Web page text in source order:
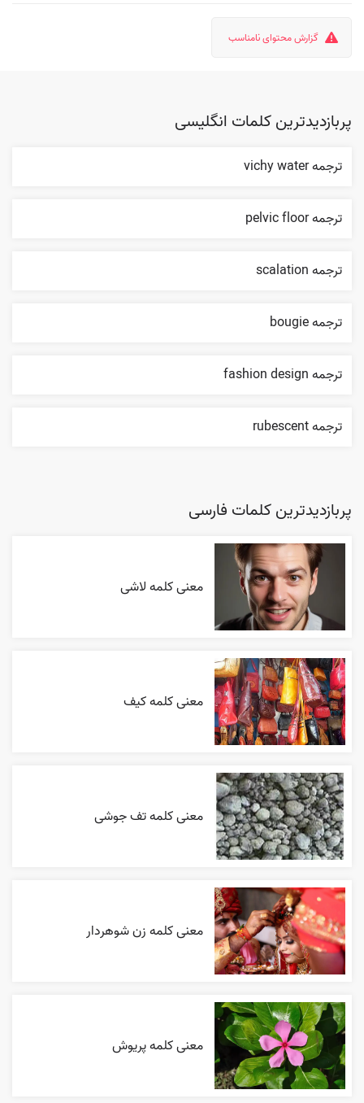
گزارش محتوای نامناسب
پربازدیدترین کلمات انگلیسی
ترجمه vichy water
ترجمه pelvic floor
ترجمه scalation
ترجمه bougie
ترجمه fashion design
ترجمه rubescent
پربازدیدترین کلمات فارسی
معنی کلمه لاشی
معنی کلمه کیف
معنی کلمه تف جوشی
معنی کلمه زن شوهردار
معنی کلمه پریوش